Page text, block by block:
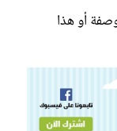
أو هذا